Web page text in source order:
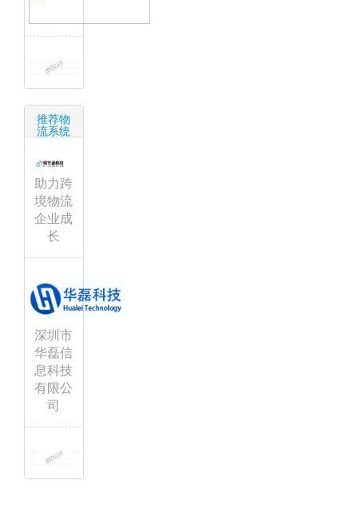
推荐物
流系统
助力跨
境物流
企业成
长
深圳市
华磊信
息科技
有限公
司